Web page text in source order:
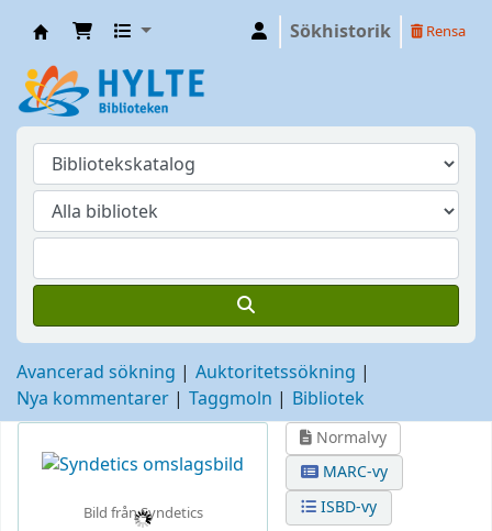
Sökhistorik Rensa
Avancerad sökning
Auktoritetssökning
Nya kommentarer
Taggmoln Bibliotek
Bild från Syndetics
Normalvy
MARC-vy
ISBD-vy